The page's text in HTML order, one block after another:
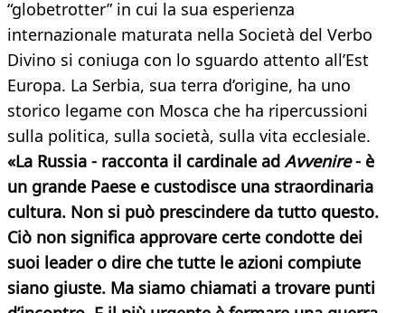
“globetrotter” in cui la sua esperienza
internazionale maturata nella Società del Verbo
Divino si coniuga con lo sguardo attento all’Est
Europa. La Serbia, sua terra d’origine, ha uno
storico legame con Mosca che ha ripercussioni
sulla politica, sulla società, sulla vita ecclesiale.
«La Russia - racconta il cardinale ad Avvenire- è
un grande Paese e custodisce una straordinaria
cultura. Non si può prescindere da tutto questo.
Ciò non significa approvare certe condotte dei
suoi leader o dire che tutte le azioni compiute
siano giuste. Ma siamo chiamati a trovare punti